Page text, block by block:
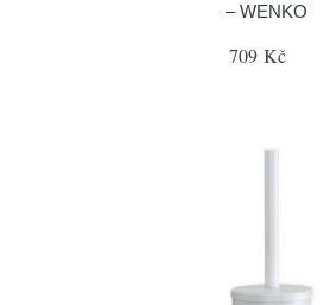
– WENKO
709 Kč